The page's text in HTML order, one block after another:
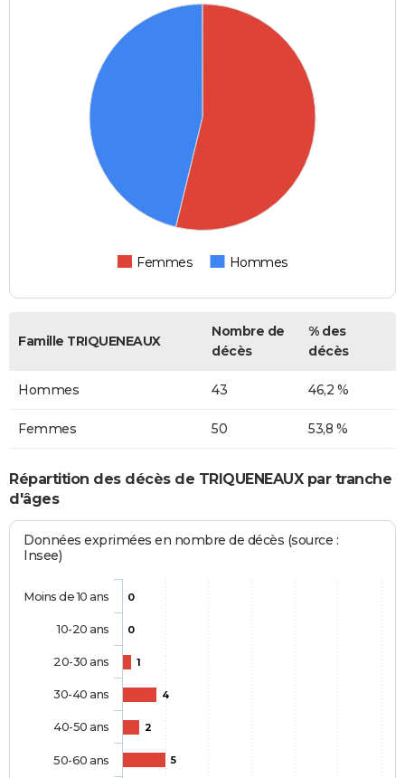
Femmes Hommes
Famille TRIQUENEAUX
Nombre de
décès
% des
décès
Hommes 43 46,2 %
Femmes 50 53,8 %
Répartition des décès de TRIQUENEAUX par tranche
d'âges
Données exprimées en nombre de décès (source :
Insee)
0
0
1
4
2
5
Moins de 10 ans
10-20 ans
20-30 ans
30-40 ans
40-50 ans
50-60 ans